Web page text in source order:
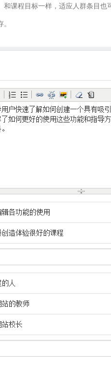
课程目标一样，适应人群条目